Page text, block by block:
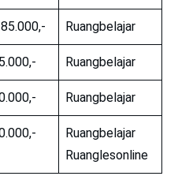
Ruangbelajar
Ruangbelajar
Ruangbelajar
Ruangbelajar
Ruanglesonline